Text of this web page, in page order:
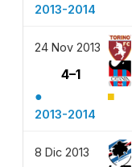
2013-2014
24 Nov 2013
4–1
● ■
2013-2014
8 Dic 2013